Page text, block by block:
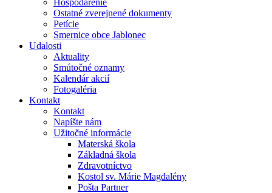
Hospodárenie
Ostatné zverejnené dokumenty
Petície
Smernice obce Jablonec
Udalosti
Aktuality
Smútočné oznamy
Kalendár akcií
Fotogaléria
Kontakt
Kontakt
Napíšte nám
Užitočné informácie
Materská škola
Základná škola
Zdravotníctvo
Kostol sv. Márie Magdalény
Pošta Partner